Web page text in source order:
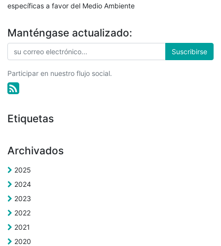
específicas a favor del Medio Ambiente
Manténgase actualizado:
Suscribirse
Participar en nuestro flujo social.
Etiquetas
Archivados
2025
2024
2023
2022
2021
2020